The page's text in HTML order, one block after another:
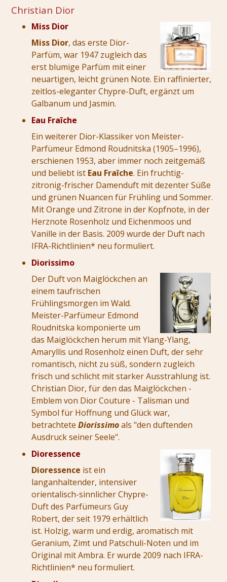
Christian Dior
Miss Dior
Miss Dior, das erste Dior-
Parfüm, war 1947 zugleich das
erst blumige Parfüm mit einer
neuartigen, leicht grünen Note. Ein raffinierter,
zeitlos-eleganter Chypre-Duft, ergänzt um
Galbanum und Jasmin.
Eau Fraîche
Ein weiterer Dior-Klassiker von Meister-
Parfümeur Edmond Roudnitska(1905–1996),
erschienen 1953, aber immer noch zeitgemäß
und beliebt ist Eau Fraîche. Ein fruchtig-
zitronig-frischer Damenduft mit dezenter Süße
und grünen Nuancen für Frühling und Sommer.
Mit Orange und Zitrone in der Kopfnote, in der
Herznote Rosenholz und Eichenmoos und
Vanille in der Basis. 2009 wurde der Duft nach
IFRA-Richtlinien* neu formuliert.
Diorissimo
Der Duft von Maiglöckchen an
einem taufrischen
Frühlingsmorgen im Wald.
Meister-Parfümeur Edmond
Roudnitska komponierte um
das Maiglöckchen herum mit Ylang-Ylang,
Amaryllis und Rosenholz einen Duft, der sehr
romantisch, nicht zu süß, sondern zugleich
frisch und schlicht mit starker Ausstrahlung ist.
Christian Dior, für den das Maiglöckchen -
Emblem von Dior Couture - Talisman und
Symbol für Hoffnung und Glück war,
betrachteteDiorissimoals "den duftenden
Ausdruck seiner Seele".
Dioressence
Dioressence ist ein
langanhaltender, intensiver
orientalisch-sinnlicher Chypre-
Duft des Parfümeurs Guy
Robert, der seit 1979 erhältlich
ist. Holzig, warm und erdig, aromatisch mit
Geranium, Zimt und Patschuli-Noten und im
Original mit Ambra. Er wurde 2009 nach IFRA-
Richtlinien* neu formuliert.